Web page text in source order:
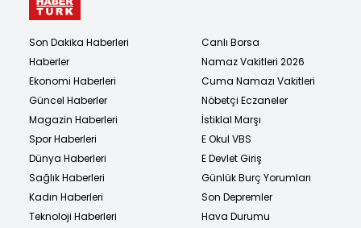
Son Dakika Haberleri
Haberler
Ekonomi Haberleri
Güncel Haberler
Magazin Haberleri
Spor Haberleri
Dünya Haberleri
Sağlık Haberleri
Kadın Haberleri
Teknoloji Haberleri
Canlı Borsa
Namaz Vakitleri 2026
Cuma Namazı Vakitleri
Nöbetçi Eczaneler
İstiklal Marşı
E Okul VBS
E Devlet Giriş
Günlük Burç Yorumları
Son Depremler
Hava Durumu